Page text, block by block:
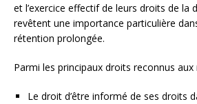
et l’exercice effectif de leurs droits de la
revêtent une importance particulière
rétention prolongée.
Parmi les principaux droits reconnus
Le droit d’être informé de ses droits